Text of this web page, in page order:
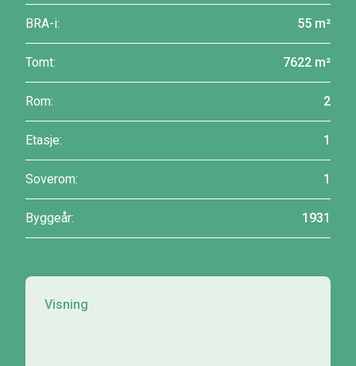
BRA-i: 55 m²
Tomt: 7622 m²
Rom: 2
Etasje: 1
Soverom: 1
Byggeår: 1931
Visning